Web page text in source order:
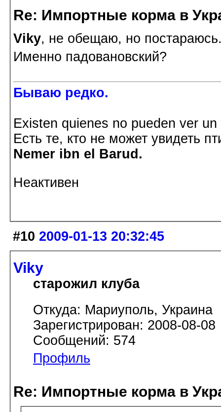
Re: Импортные корма в
Viky, не обещаю, но
Именно падовановский?
Бываю редко.
Existen quienes no pueden ver
Есть те, кто не может увидеть
Nemer ibn el Barud.
Неактивен
#10 2009-01-13 20:32:45
Viky
старожил клуба
Откуда: Мариуполь, Украина
Зарегистрирован: 2008-08-08
Сообщений: 574
Профиль
Re: Импортные корма в